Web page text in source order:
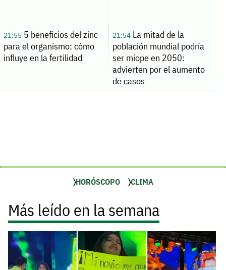
21:555 beneficios del zinc
para el organismo: cómo
influye en la fertilidad
21:54La mitad de la
población mundial podría
ser miope en 2050:
advierten por el aumento
de casos
HORÓSCOPO CLIMA
Más leído en la semana